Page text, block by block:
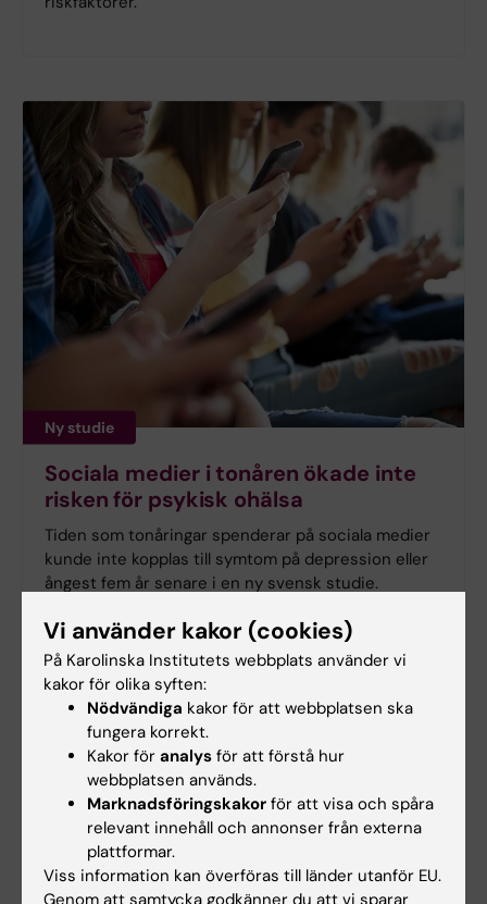
Ny studie
Sociala medier i tonåren ökade inte
risken för psykisk ohälsa
Tiden som tonåringar spenderar på sociala medier
kunde inte kopplas till symtom på depression eller
ångest fem år senare i en ny svensk studie.
publicerats iJournal of Adolescent Health
Vi använder kakor (cookies)
På Karolinska Institutets webbplats använder vi
kakor för olika syften:
Nödvändiga kakor för att webbplatsen ska
fungera korrekt.
Kakor för analys för att förstå hur
webbplatsen används.
Marknadsföringskakor för att visa och spåra
relevant innehåll och annonser från externa
plattformar.
Viss information kan överföras till länder utanför EU.
Genom att samtycka godkänner du att vi sparar